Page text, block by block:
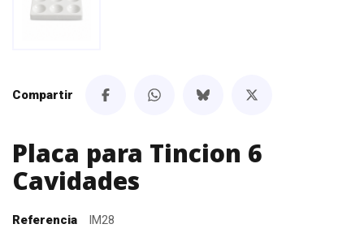
Compartir
Placa para Tincion 6
Cavidades
Referencia IM28